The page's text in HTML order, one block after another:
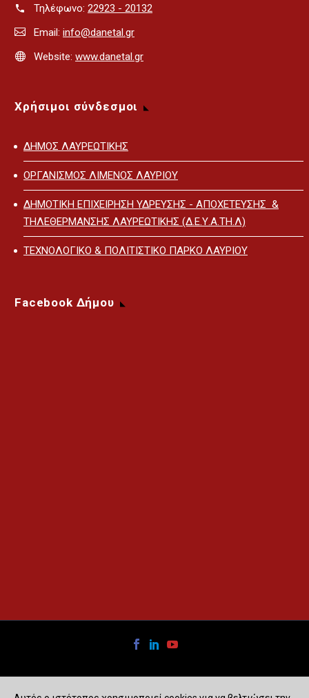
Τηλέφωνο: 22923 - 20132
Email: info@danetal.gr
Website: www.danetal.gr
Χρήσιμοι σύνδεσμοι
ΔΗΜΟΣ ΛΑΥΡΕΩΤΙΚΗΣ
ΟΡΓΑΝΙΣΜΟΣ ΛΙΜΕΝΟΣ ΛΑΥΡΙΟΥ
ΔΗΜΟΤΙΚΗ ΕΠΙΧΕΙΡΗΣΗ ΥΔΡΕΥΣΗΣ - ΑΠΟΧΕΤΕΥΣΗΣ &
ΤΗΛΕΘΕΡΜΑΝΣΗΣ ΛΑΥΡΕΩΤΙΚΗΣ (Δ.Ε.Υ.Α.ΤΗ.Λ)
ΤΕΧΝΟΛΟΓΙΚΟ & ΠΟΛΙΤΙΣΤΙΚΟ ΠΑΡΚΟ ΛΑΥΡΙΟΥ
Facebook Δήμου